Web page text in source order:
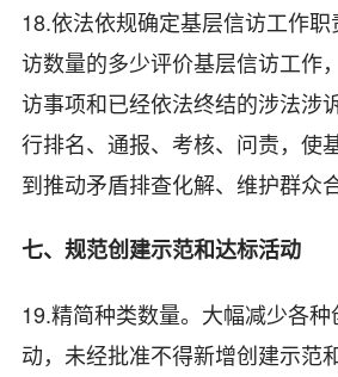
18.依法依规确定基层信访工作
访数量的多少评价基层信访工作
访事项和已经依法终结的涉法涉
行排名、通报、考核、问责，使
到推动矛盾排查化解、维护群众
七、规范创建示范和达标活动
19.精简种类数量。大幅减少各
动，未经批准不得新增创建示范